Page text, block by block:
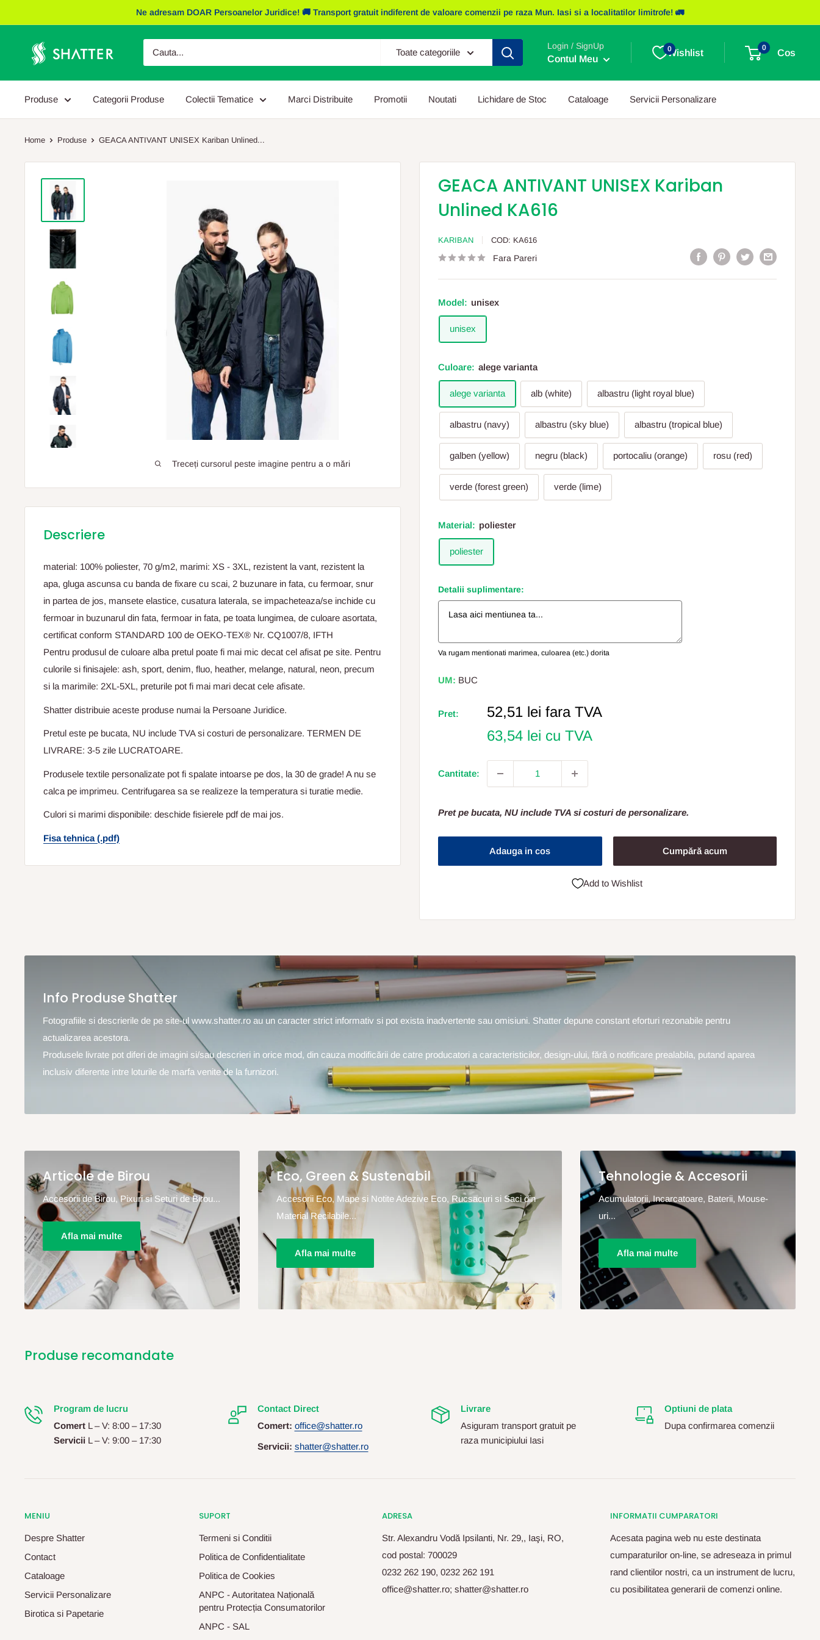
la
Ne adresam DOAR Persoanelor Juridice! 🚚 Transport gratuit indiferent de valoare comenzii pe raza Mun. Iasi si a localitatilor limitrofe! 🚛
Obiecte
Promotionale
Shatter
Toate categoriile
Login / SignUp
Contul Meu
Wishlist
0 0
Cos
Produse Categorii Produse Colectii Tematice Marci Distribuite Promotii Noutati Lichidare de Stoc Cataloage Servicii Personalizare
Home Produse GEACA ANTIVANT UNISEX Kariban Unlined...
Treceți cursorul peste imagine pentru a o mări
GEACA ANTIVANT UNISEX Kariban
Unlined KA616
KARIBAN COD: KA616
Fara Pareri
Model: unisex
unisex
Culoare: alege varianta
alege varianta alb (white) albastru (light royal blue)
albastru (navy) albastru (sky blue) albastru (tropical blue)
galben (yellow) negru (black) portocaliu (orange) rosu (red)
verde (forest green) verde (lime)
Material: poliester
poliester
Detalii suplimentare:
Va rugam mentionati marimea, culoarea (etc.) dorita
UM: BUC
Pret:
Pret
52,51 lei fara TVA
63,54 lei cu TVA
Cantitate:
Pret pe bucata, NU include TVA si costuri de personalizare.
Adauga in cos Cumpără acum
Add to Wishlist
Descriere
material: 100% poliester, 70 g/m2, marimi: XS - 3XL, rezistent la vant, rezistent la
apa, gluga ascunsa cu banda de fixare cu scai, 2 buzunare in fata, cu fermoar, snur
in partea de jos, mansete elastice, cusatura laterala, se impacheteaza/se inchide cu
fermoar in buzunarul din fata, fermoar in fata, pe toata lungimea, de culoare asortata,
certificat conform STANDARD 100 de OEKO-TEX® Nr. CQ1007/8, IFTH
Pentru produsul de culoare alba pretul poate fi mai mic decat cel afisat pe site. Pentru
culorile si finisajele: ash, sport, denim, fluo, heather, melange, natural, neon, precum
si la marimile: 2XL-5XL, preturile pot fi mai mari decat cele afisate.
Shatter distribuie aceste produse numai la Persoane Juridice.
Pretul este pe bucata, NU include TVA si costuri de personalizare. TERMEN DE
LIVRARE: 3-5 zile LUCRATOARE.
Produsele textile personalizate pot fi spalate intoarse pe dos, la 30 de grade! A nu se
calca pe imprimeu. Centrifugarea sa se realizeze la temperatura si turatie medie.
Culori si marimi disponibile: deschide fisierele pdf de mai jos.
Fisa tehnica (.pdf)
Info Produse Shatter
Fotografiile si descrierile de pe site-ul www.shatter.ro au un caracter strict informativ si pot exista inadvertente sau omisiuni. Shatter depune constant eforturi rezonabile pentru
actualizarea acestora.
Produsele livrate pot diferi de imagini si/sau descrieri in orice mod, din cauza modificării de catre producatori a caracteristicilor, design-ului, fără o notificare prealabila, putand aparea
inclusiv diferente intre loturile de marfa venite de la furnizori.
Articole de Birou
Accesorii de Birou, Pixuri si Seturi de Birou...
Afla mai multe
Eco, Green & Sustenabil
Accesorii Eco, Mape si Notite Adezive Eco, Rucsacuri si Saci din
Material Recilabile...
Afla mai multe
Tehnologie & Accesorii
Acumulatorii, Incarcatoare, Baterii, Mouse-
uri...
Afla mai multe
Produse recomandate
Program de lucru
Comert L – V: 8:00 – 17:30
Servicii L – V: 9:00 – 17:30
Contact Direct
Comert: office@shatter.ro
Servicii: shatter@shatter.ro
Livrare
Asiguram transport gratuit pe
raza municipiului Iasi
Optiuni de plata
Dupa confirmarea comenzii
MENIU
Despre Shatter
Contact
Cataloage
Servicii Personalizare
Birotica si Papetarie
SUPORT
Termeni si Conditii
Politica de Confidentialitate
Politica de Cookies
ANPC - Autoritatea Națională
pentru Protecția Consumatorilor
ANPC - SAL
ADRESA
Str. Alexandru Vodă Ipsilanti, Nr. 29,, Iaşi, RO,
cod postal: 700029
0232 262 190, 0232 262 191
office@shatter.ro; shatter@shatter.ro
INFORMATII CUMPARATORI
Acesata pagina web nu este destinata
cumparaturilor on-line, se adreseaza in primul
rand clientilor nostri, ca un instrument de lucru,
cu posibilitatea generarii de comenzi online.